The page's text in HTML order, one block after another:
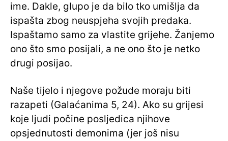
ime. Dakle, glupo je da bilo tko umišlja da
ispašta zbog neuspjeha svojih predaka.
Ispaštamo samo za vlastite grijehe. Žanjemo
ono što smo posijali, a ne ono što je netko
drugi posijao.
Naše tijelo i njegove požude moraju biti
razapeti (Galaćanima 5, 24). Ako su grijesi
koje ljudi počine posljedica njihove
opsjednutosti demonima (jer još nisu